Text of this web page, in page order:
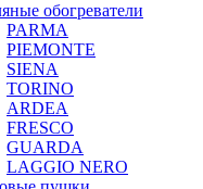
обогреватели
PARMA
PIEMONTE
SIENA
TORINO
ARDEA
FRESCO
GUARDA
LAGGIO NERO